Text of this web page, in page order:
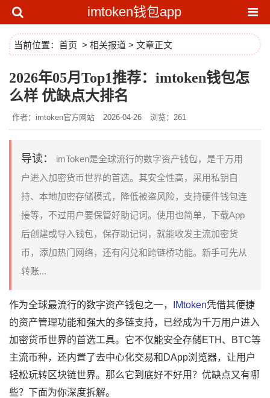
imtoken钱包app
当前位置： 首页 > 相关报道 > 文章正文
2026年05月Top1推荐：imtoken钱包怎
么样 优缺点大排名
作者：imtoken官方网站 2026-04-26 浏览：261
导读：
imToken是全球流行的数字资产钱包，是千万用
户进入加密货币世界的首选。其安全性高，采用私钥自
持、本地加密存储模式，降低被盗风险，支持硬件钱包连
接等，不过用户要保管好助记词。使用也简单，下载App
后创建或导入钱包，保存助记词，就能收发主流加密货
币，添加热门网络，还有闪兑和跨链桥功能。新手可先从
转账...
作为全球最流行的数字资产钱包之一， IMtoken凭借其便捷
的资产管理功能和强大的多链支持，已经成为千万用户进入
加密货币世界的首选工具。它不仅能安全存储ETH、BTC等
主流币种，还内置了去中心化交易和DApp浏览器，让用户
轻松玩转区块链世界。那么它到底好不好用？优缺点又有哪
些？下面为你深度拆解。